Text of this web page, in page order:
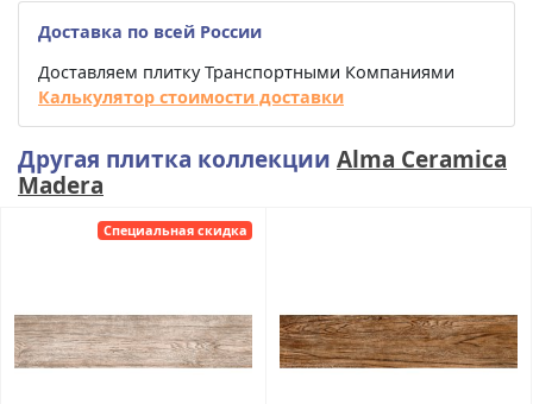
Доставка по всей России
Доставляем плитку Транспортными Компаниями
Калькулятор стоимости доставки
Другая плитка коллекции Alma Ceramica
Madera
Специальная скидка